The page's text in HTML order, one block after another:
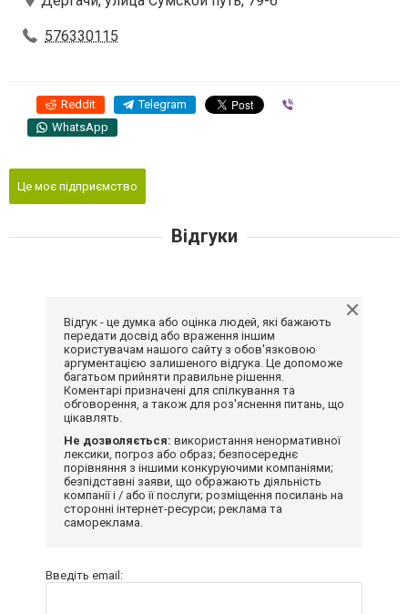
576330115
Reddit Telegram
WhatsApp
Це моє підприємство
Відгуки
Відгук - це думка або оцінка людей, які бажають
передати досвід або враження іншим
користувачам нашого сайту з обов'язковою
аргументацією залишеного відгука. Це допоможе
багатьом прийняти правильне рішення.
Коментарі призначені для спілкування та
обговорення, а також для роз'яснення питань, що
цікавлять.
Не дозволяється: використання ненормативної
лексики, погроз або образ; безпосереднє
порівняння з іншими конкуруючими компаніями;
безпідставні заяви, що ображають діяльність
компанії і / або її послуги; розміщення посилань на
сторонні інтернет-ресурси; реклама та
самореклама.
Введіть email: